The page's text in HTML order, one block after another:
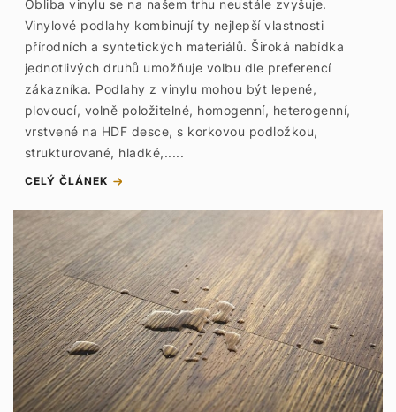
Obliba vinylu se na našem trhu neustále zvyšuje.
Vinylové podlahy kombinují ty nejlepší vlastnosti
přírodních a syntetických materiálů. Široká nabídka
jednotlivých druhů umožňuje volbu dle preferencí
zákazníka. Podlahy z vinylu mohou být lepené,
plovoucí, volně položitelné, homogenní, heterogenní,
vrstvené na HDF desce, s korkovou podložkou,
strukturované, hladké,.....
CELÝ ČLÁNEK